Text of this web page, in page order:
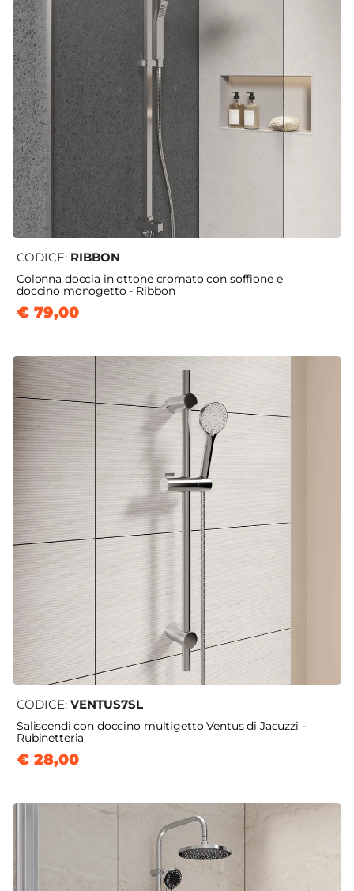
CODICE: RIBBON
Colonna doccia in ottone cromato con soffione e
doccino monogetto - Ribbon
€ 79,00
CODICE: VENTUS7SL
Saliscendi con doccino multigetto Ventus di Jacuzzi -
Rubinetteria
€ 28,00